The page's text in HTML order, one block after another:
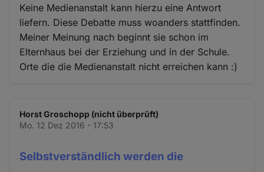
Keine Medienanstalt kann hierzu eine Antwort
liefern. Diese Debatte muss woanders stattfinden.
Meiner Meinung nach beginnt sie schon im
Elternhaus bei der Erziehung und in der Schule.
Orte die die Medienanstalt nicht erreichen kann :)
Horst Groschopp (nicht überprüft)
Mo. 12 Dez 2016 - 17:53
Selbstverständlich werden die